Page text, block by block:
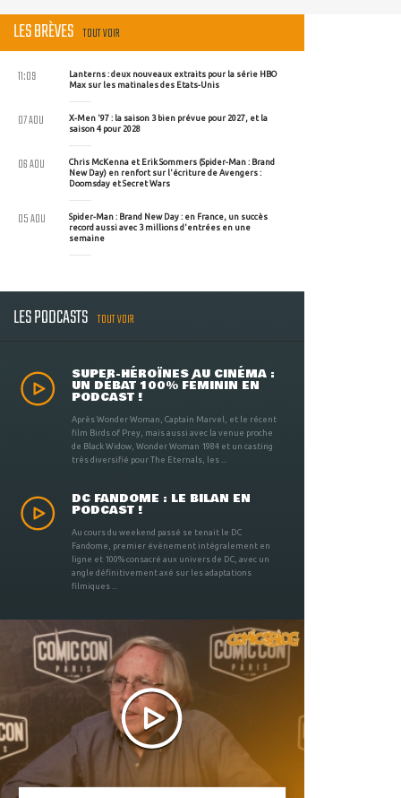
LES BRÈVES TOUT VOIR
Lanterns : deux nouveaux extraits pour la série HBO
Max sur les matinales des Etats-Unis
11:09
X-Men '97 : la saison 3 bien prévue pour 2027, et la
saison 4 pour 2028
07 AOU
Chris McKenna et Erik Sommers (Spider-Man : Brand
New Day) en renfort sur l'écriture de Avengers :
Doomsday et Secret Wars
06 AOU
Spider-Man : Brand New Day : en France, un succès
record aussi avec 3 millions d'entrées en une
semaine
05 AOU
LES PODCASTS TOUT VOIR
SUPER-HÉROÏNES AU CINÉMA :
UN DÉBAT 100% FÉMININ EN
PODCAST !
Après Wonder Woman, Captain Marvel, et le récent
film Birds of Prey, mais aussi avec la venue proche
de Black Widow, Wonder Woman 1984 et un casting
très diversifié pour The Eternals, les ...
DC FANDOME : LE BILAN EN
PODCAST !
Au cours du weekend passé se tenait le DC
Fandome, premier évènement intégralement en
ligne et 100% consacré aux univers de DC, avec un
angle définitivement axé sur les adaptations
filmiques ...